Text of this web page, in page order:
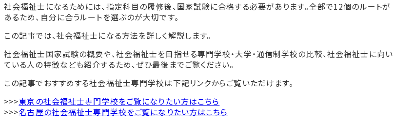
社会福祉士になるためには、指定科目の履修後、国家試験に合格する必要があります。全部で12個のルートが
あるため、自分に合うルートを選ぶのが大切です。
この記事では、社会福祉士になる方法を詳しく解説します。
社会福祉士国家試験の概要や、社会福祉士を目指せる専門学校・大学・通信制学校の比較、社会福祉士に向い
ている人の特徴なども紹介するため、ぜひ最後までご覧ください。
この記事でおすすめする社会福祉士専門学校は下記リンクからご覧いただけます。
>>>東京の社会福祉士専門学校をご覧になりたい方はこちら
>>>名古屋の社会福祉士専門学校をご覧になりたい方はこちら